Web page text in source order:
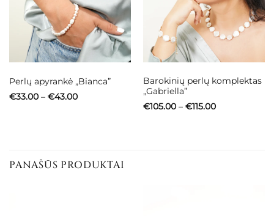
Perlų apyrankė „Bianca”
€33.00 – €43.00Price
Barokinių perlų komplektas
„Gabriella”
€105.00 – €115.00Price
PANAŠŪS PRODUKTAI